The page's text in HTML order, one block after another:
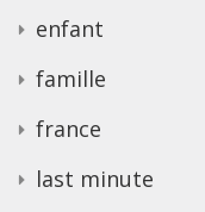
enfant
famille
france
last minute